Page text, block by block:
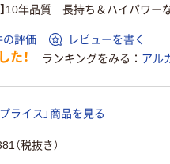
】10年品質 長持ち＆ハイパワー
の評価 レビューを書く
た！ ランキングをみる アル
ライス」商品を見る
（税抜き）